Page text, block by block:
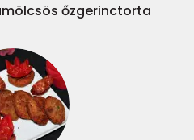
őzgerinctorta